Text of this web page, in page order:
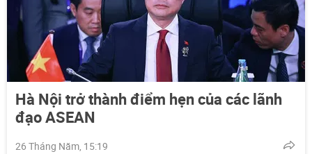
Hà Nội trở thành điểm hẹn của các lãnh
đạo ASEAN
26 Tháng Năm, 15:19